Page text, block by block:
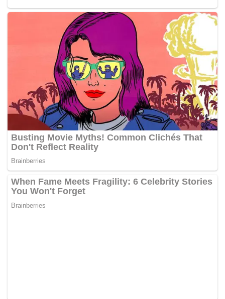
Program “Abdi Nagri Nganjang Ka Warga” tidak
hanya menghadirkan layanan publik di siang hari,
tetapi juga menyuguhkan hiburan budaya pada
malam harinya. Mulai pukul 20.00 hingga 00.00 WIB,
masyarakat disuguhi pagelaran wayang golek yang
menghadirkan empat dalang sekaligus, yakni Wawan
Dede Amung Sutarya, Dadan Sunandar Sunarya,
Iman Cecep Supriadi, dan Khanha Ade Kosasih
Sunarya. Penampilan mereka turut dimeriahkan oleh
komedian Sunda, Ohang.
“Hiburan ini bukan hanya sekadar tontonan, tapi juga
tuntunan. Masyarakat bisa bergembira sekaligus
mendapatkan nilai-nilai melalui seni budaya,” kata
Herman.